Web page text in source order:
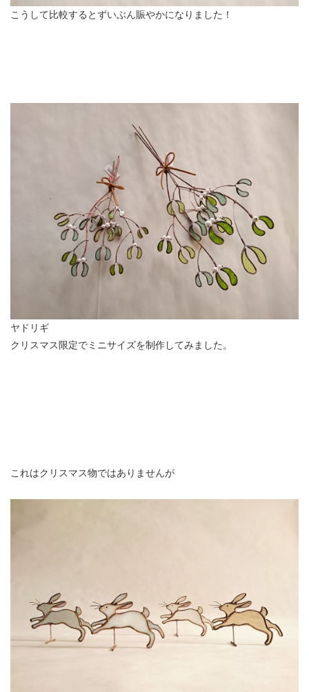
こうして比較するとずいぶん賑やかになりました！
ヤドリギ
クリスマス限定でミニサイズを制作してみました。
これはクリスマス物ではありませんが